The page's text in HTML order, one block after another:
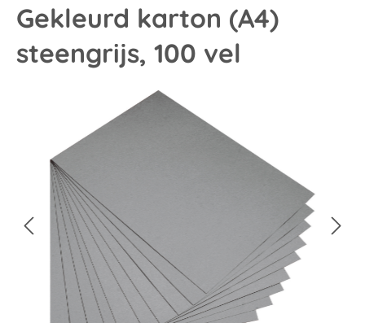
Gekleurd karton (A4)
steengrijs, 100 vel
Afbeeldingengalerij overslaan